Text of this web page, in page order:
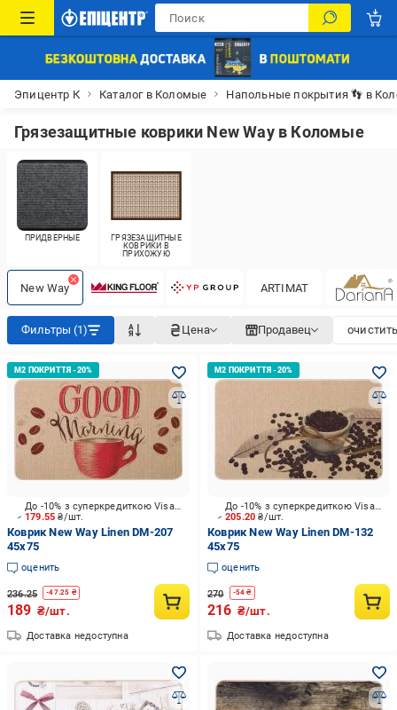
Эпицентр К Каталог в Коломые Напольные покрытия 👣 в
Грязезащитные коврики New Way в Коломые
ПРИДВЕРНЫЕ
ГРЯЗЕЗАЩИТНЫЕ
КОВРИКИ В
ПРИХОЖУЮ
New Way ARTIMAT
Фильтры (1) Цена Продавец
179.55₴/шт.
До -10% з суперкредиткою Visa Вигода
Коврик New Way Linen DM-207
45x75
оценить
236.25 -47.25 ₴
189 ₴/шт.
Доставка недоступна
205.20₴/шт.
До -10% з суперкредиткою Visa Вигода
Коврик New Way Linen DM-132
45x75
оценить
270 -54 ₴
216 ₴/шт.
Доставка недоступна